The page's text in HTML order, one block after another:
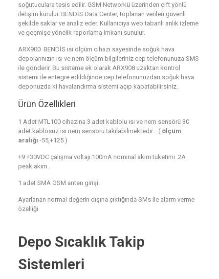
soğutuculara tesis edilir. GSM Networkü üzerinden çift yönlü
iletişim kurulur. BENDİS Data Center, toplanan verileri güvenli
şekilde saklar ve analiz eder. Kullanıcıya web tabanlı anlık izleme
ve geçmişe yönelik raporlama imkanı sunulur.
ARX900 BENDİS ısı ölçüm cihazı sayesinde soğuk hava
depolarınızın ısı ve nem ölçüm bilgileriniz cep telefonunuza SMS
ile gönderir. Bu sisteme ek olarak ARX908 uzaktan kontrol
sistemi ile entegre edildiğinde cep telefonunuzdan soğuk hava
deponuzda ki havalandırma sistemi açıp kapatabilirsiniz.
Ürün Özellikleri
1 Adet MTL100 cihazına 3 adet kablolu ısı ve nem sensörü 30
adet kablosuz ısı nem sensörü takılabilmektedir. ( ölçüm
aralığı -55,+125 )
+9 +30VDC çalışma voltajı.100mA nominal akım tüketimi .2A
peak akım.
1 adet SMA GSM anten girişi.
Ayarlanan normal değerin dışına çıktığında SMs ile alarm verme
özelliği
Depo Sıcaklık Takip
Sistemleri